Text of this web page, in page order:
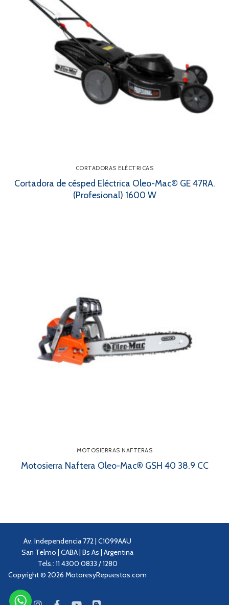
CORTADORAS ELÉCTRICAS
Cortadora de césped Eléctrica Oleo-Mac® GE 47RA.
(Profesional) 1600 W
MOTOSIERRAS NAFTERAS
Motosierra Naftera Oleo-Mac® GSH 40 38.9 CC
Av. Independencia 772 | C1099AAU
San Telmo | CABA | Bs As | Argentina
Tels.: 11 4300 0833 / 1280
Copyright © 2026 MotoresyRepuestos.com